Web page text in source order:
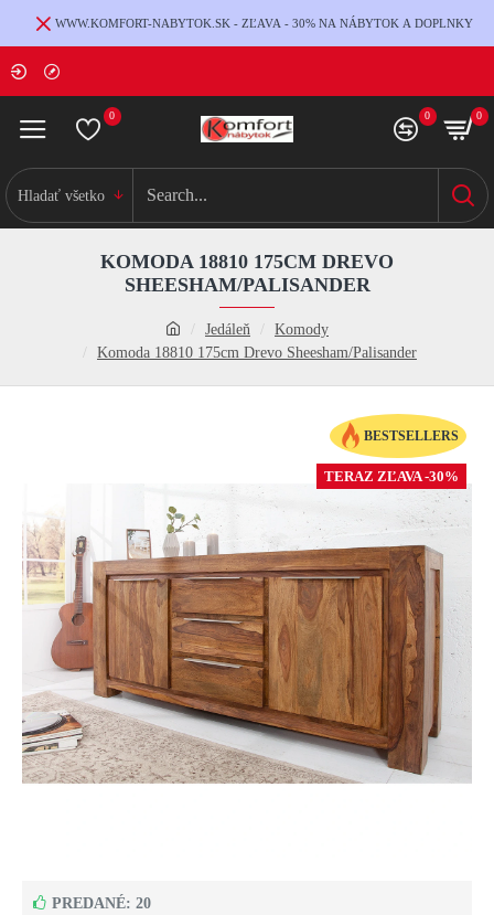
WWW.KOMFORT-NABYTOK.SK - ZĽAVA - 30% NA NÁBYTOK A DOPLNKY
0 0 0
Hladať všetko
Jedáleň
Komody
Komoda 18810 175cm Drevo Sheesham/Palisander
KOMODA 18810 175CM DREVO
SHEESHAM/PALISANDER
BESTSELLERS
TERAZ ZĽAVA -30%
PREDANÉ: 20